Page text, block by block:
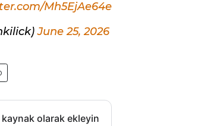
Mh5EjAe64e
June 25, 2026
olarak ekleyin